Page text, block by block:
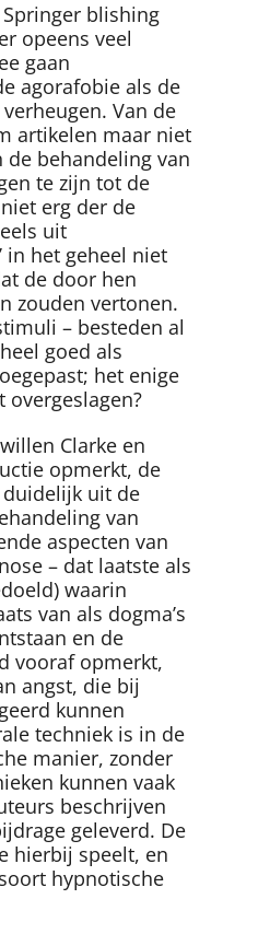
Springer blishing
opeens veel
gaan
agorafobie als de
Van de
artikelen maar niet
behandeling van
te zijn tot de
erg der de
uit
in het geheel niet
de door hen
zouden vertonen.
– besteden al
goed als
het enige
Clarke en
opmerkt, de
duidelijk uit de
van
aspecten van
– dat laatste als
waarin
van als dogma’s
en de
vooraf opmerkt,
angst, die bij
kunnen
techniek is in de
manier, zonder
kunnen vaak
beschrijven
geleverd. De
hierbij speelt, en
hypnotische